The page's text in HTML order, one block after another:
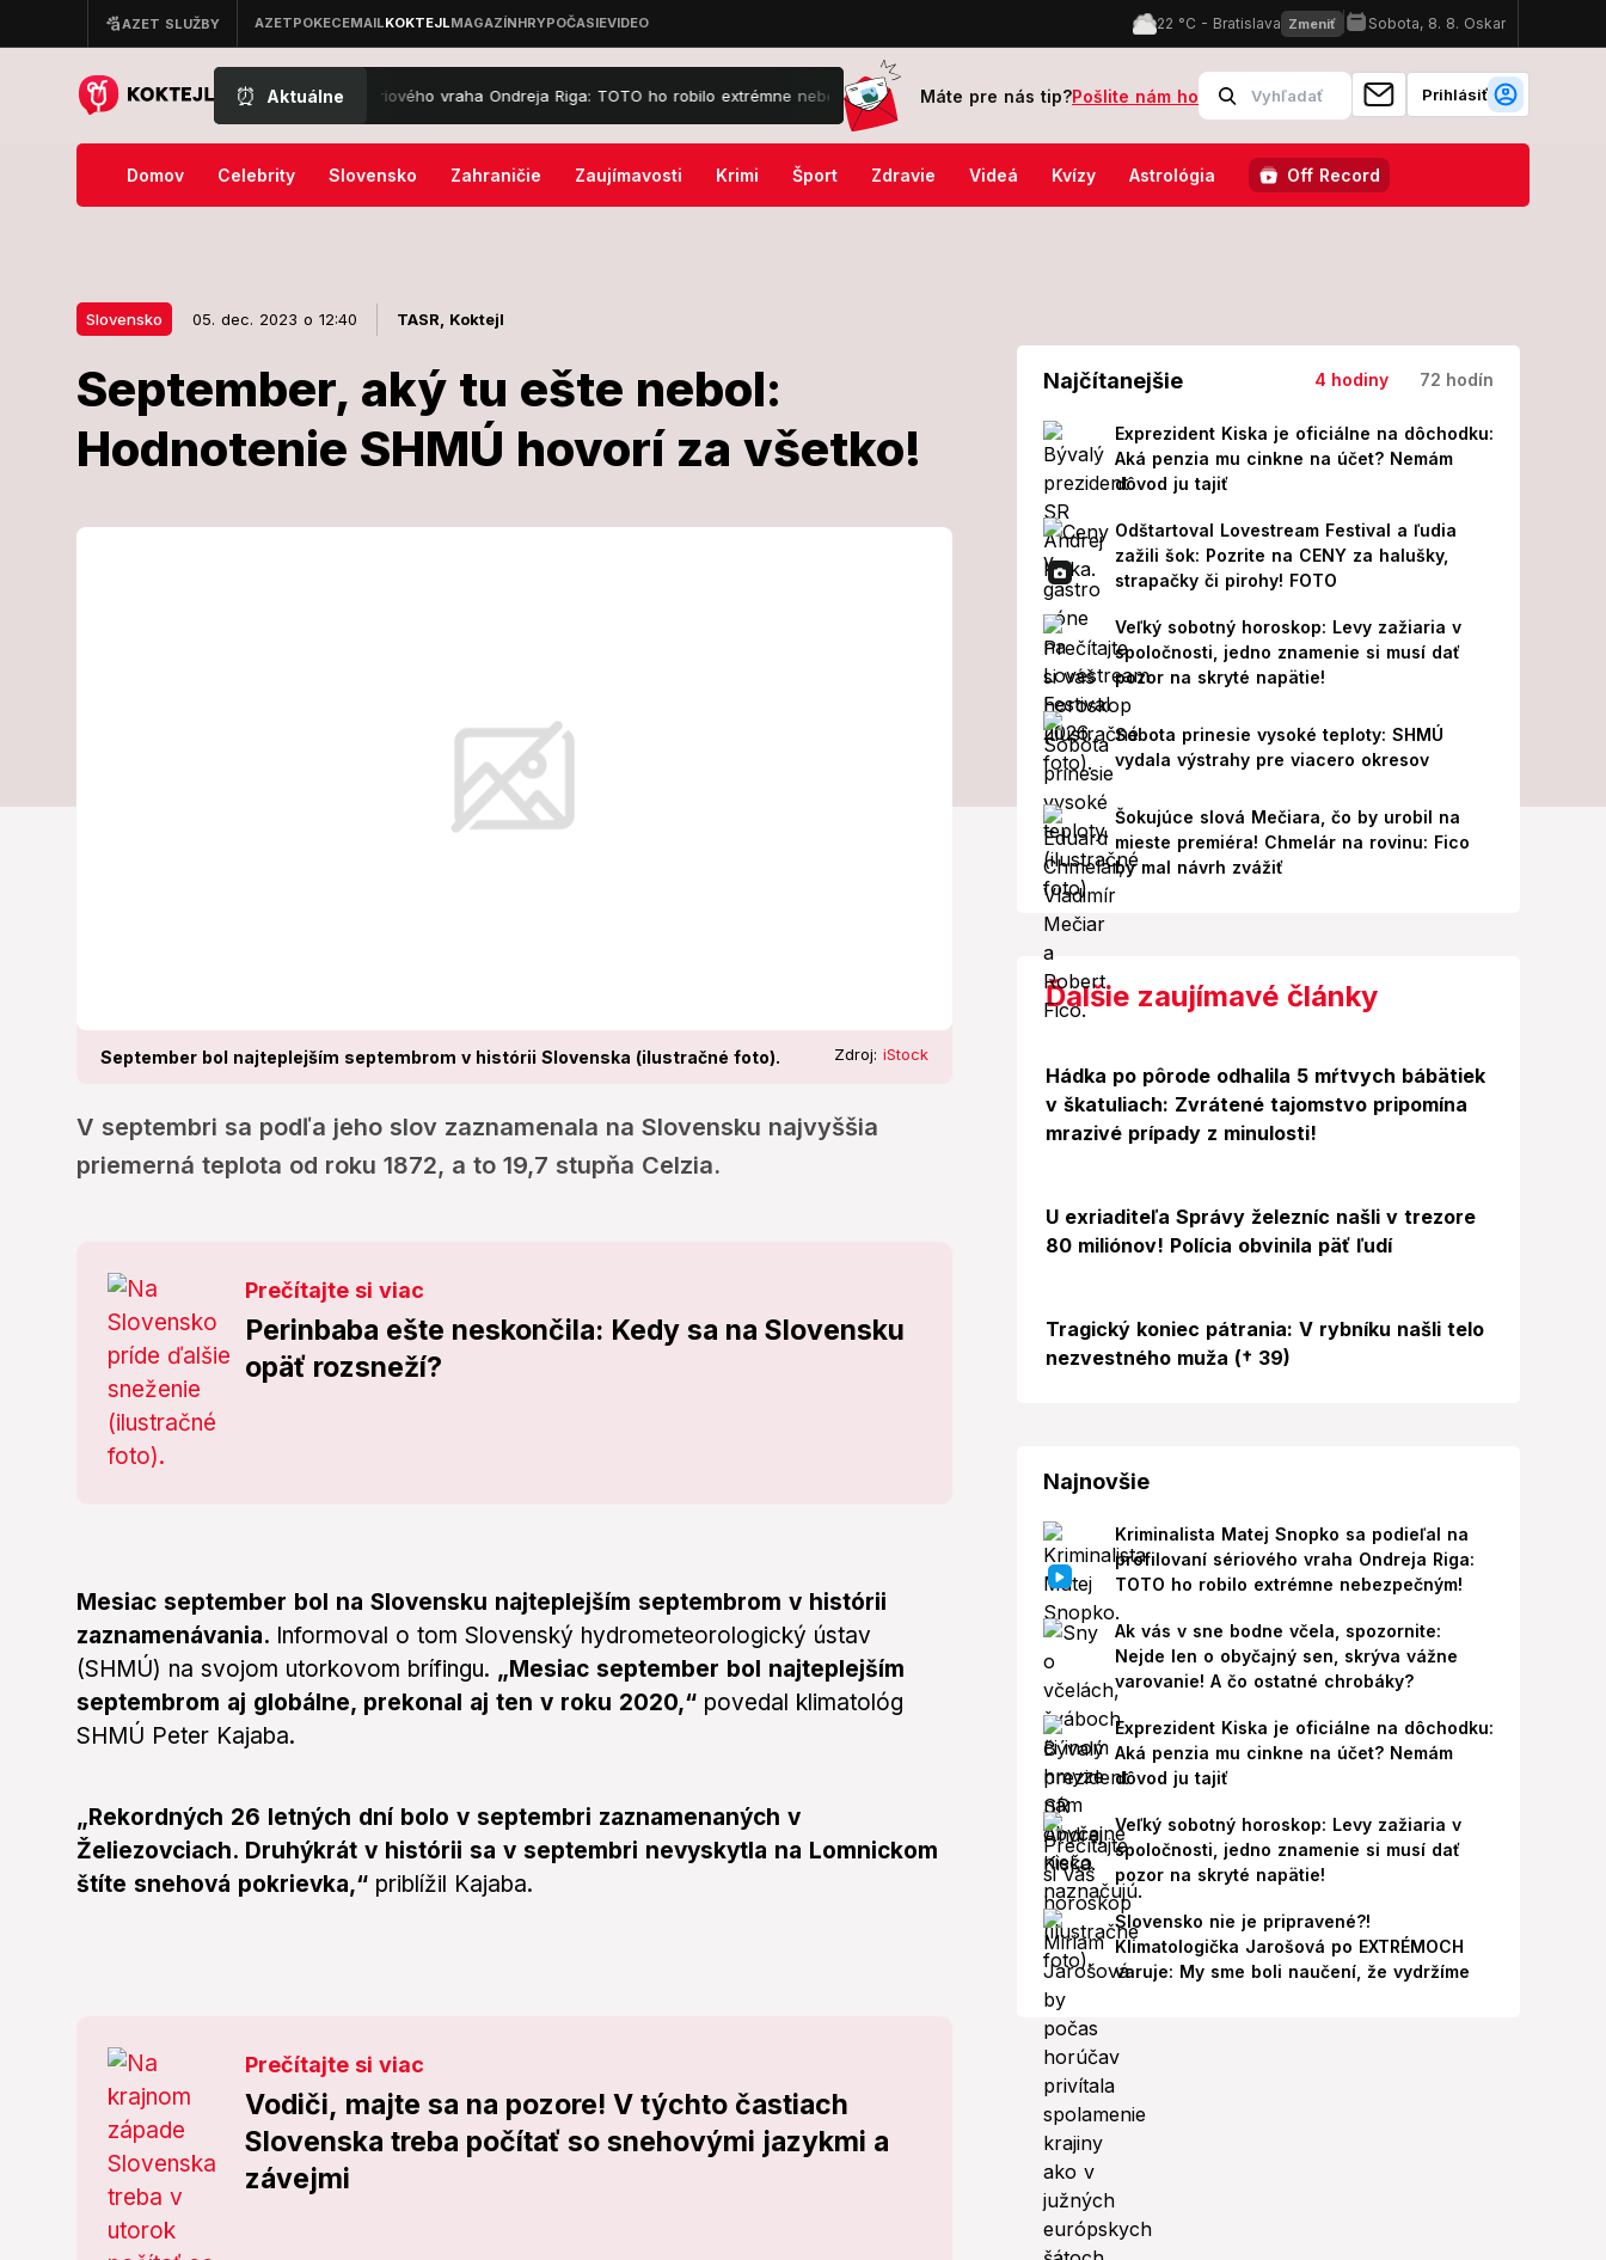
⏰ Aktuálne
Snopko sa podieľal na profilovaní sériového vraha Ondreja Riga: TOTO ho robilo extrémne nebezpečným! Ak vás v sne bodne včela, spozornite: Nejde len o obyčajný sen, skrýva vážne varovanie! A čo
Máte pre nás tip?Pošlite nám ho Prihlásiť
Domov Celebrity Slovensko Zahraničie Zaujímavosti Krimi Šport Zdravie Videá Kvízy Astrológia Off Record
Slovensko 05. dec. 2023 o 12:40 TASR, Koktejl
September, aký tu ešte nebol:
Hodnotenie SHMÚ hovorí za všetko!
September bol najteplejším septembrom v histórii Slovenska (ilustračné foto). Zdroj: iStock
V septembri sa podľa jeho slov zaznamenala na Slovensku najvyššia
priemerná teplota od roku 1872, a to 19,7 stupňa Celzia.
September, aký tu ešte
V septembri sa podľa jeho slov zaznamenala na Slovensku najvyššia
priemerná teplota od roku 1872, a to 19,7 stupňa Celzia.
Prečítajte si viac
Perinbaba ešte neskončila: Kedy sa na Slovensku
opäť rozsneží?
Mesiac september bol na Slovensku najteplejším septembrom v histórii
zaznamenávania. Informoval o tom Slovenský hydrometeorologický ústav
(SHMÚ) na svojom utorkovom brífingu. „Mesiac september bol najteplejším
septembrom aj globálne, prekonal aj ten v roku 2020,“ povedal klimatológ
SHMÚ Peter Kajaba.
„Rekordných 26 letných dní bolo v septembri zaznamenaných v
Želiezovciach. Druhýkrát v histórii sa v septembri nevyskytla na Lomnickom
štíte snehová pokrievka,“ priblížil Kajaba.
Prečítajte si viac
Vodiči, majte sa na pozore! V týchto častiach
Slovenska treba počítať so snehovými jazykmi a
závejmi
Najčítanejšie 4 hodiny 72 hodín
Exprezident Kiska je oficiálne na dôchodku:
Aká penzia mu cinkne na účet? Nemám
dôvod ju tajiť
Odštartoval Lovestream Festival a ľudia
zažili šok: Pozrite na CENY za halušky,
strapačky či pirohy! FOTO
Veľký sobotný horoskop: Levy zažiaria v
spoločnosti, jedno znamenie si musí dať
pozor na skryté napätie!
Sobota prinesie vysoké teploty: SHMÚ
vydala výstrahy pre viacero okresov
Šokujúce slová Mečiara, čo by urobil na
mieste premiéra! Chmelár na rovinu: Fico
by mal návrh zvážiť
Ďalšie zaujímavé články
Hádka po pôrode odhalila 5 mŕtvych bábätiek
v škatuliach: Zvrátené tajomstvo pripomína
mrazivé prípady z minulosti!
U exriaditeľa Správy železníc našli v trezore
80 miliónov! Polícia obvinila päť ľudí
Tragický koniec pátrania: V rybníku našli telo
nezvestného muža († 39)
Najnovšie
Kriminalista Matej Snopko sa podieľal na
profilovaní sériového vraha Ondreja Riga:
TOTO ho robilo extrémne nebezpečným!
Ak vás v sne bodne včela, spozornite:
Nejde len o obyčajný sen, skrýva vážne
varovanie! A čo ostatné chrobáky?
Exprezident Kiska je oficiálne na dôchodku:
Aká penzia mu cinkne na účet? Nemám
dôvod ju tajiť
Veľký sobotný horoskop: Levy zažiaria v
spoločnosti, jedno znamenie si musí dať
pozor na skryté napätie!
Slovensko nie je pripravené?!
Klimatologička Jarošová po EXTRÉMOCH
varuje: My sme boli naučení, že vydržíme